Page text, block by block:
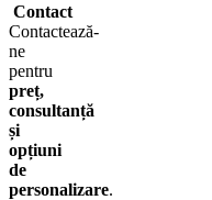
Contact
Contactează-
ne
pentru
preț,
consultanță
și
opțiuni
de
personalizare.